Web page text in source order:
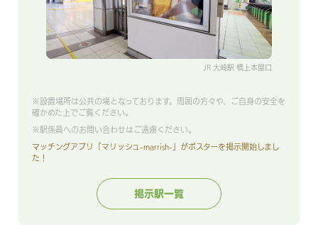
JR 大崎駅 橋上本屋口
※設置場所は公共の場となっております。周囲の方々や、ご自身の安全を
確かめた上でご覧ください。
※駅係員へのお問い合わせはご遠慮ください。
マッチングアプリ「マリッシュ-marrish-」がポスターを掲示開始しまし
た！
掲示駅一覧